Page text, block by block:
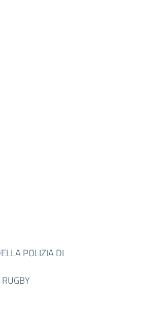
POLIZIA DI